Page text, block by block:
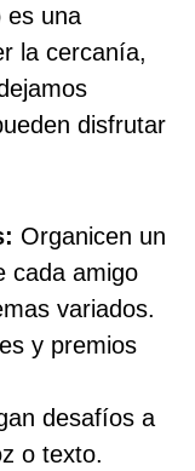
es una
la cercanía,
disfrutar
Organicen un
cada amigo
variados.
y premios
desafíos a
o texto.